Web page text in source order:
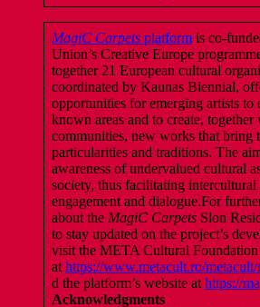
MagiC Carpets platform is co-
Union’s Creative Europe
together 21 European cultural
coordinated by Kaunas Biennial,
opportunities for emerging artists to
known areas and to create, together
communities, new works that bring
particularities and traditions. The
awareness of undervalued cultural
society, thus facilitating intercultural
engagement and dialogue.For
about the MagiC Carpets Slon
to stay updated on the project’s
visit the META Cultural
at https://www.metacult.ro/metacult/
d the platform’s website at https://
Acknowledgments